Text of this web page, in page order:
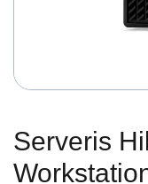
Serveris